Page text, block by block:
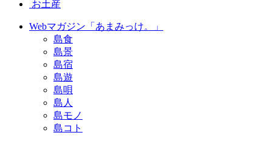
お土産
Webマガジン「あまみっけ。」
島食
島景
島宿
島遊
島唄
島人
島モノ
島コト